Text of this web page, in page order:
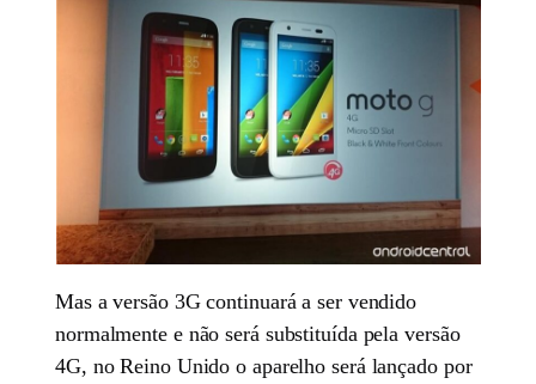
Mas a versão 3G continuará a ser vendido
normalmente e não será substituída pela versão
4G, no Reino Unido o aparelho será lançado por